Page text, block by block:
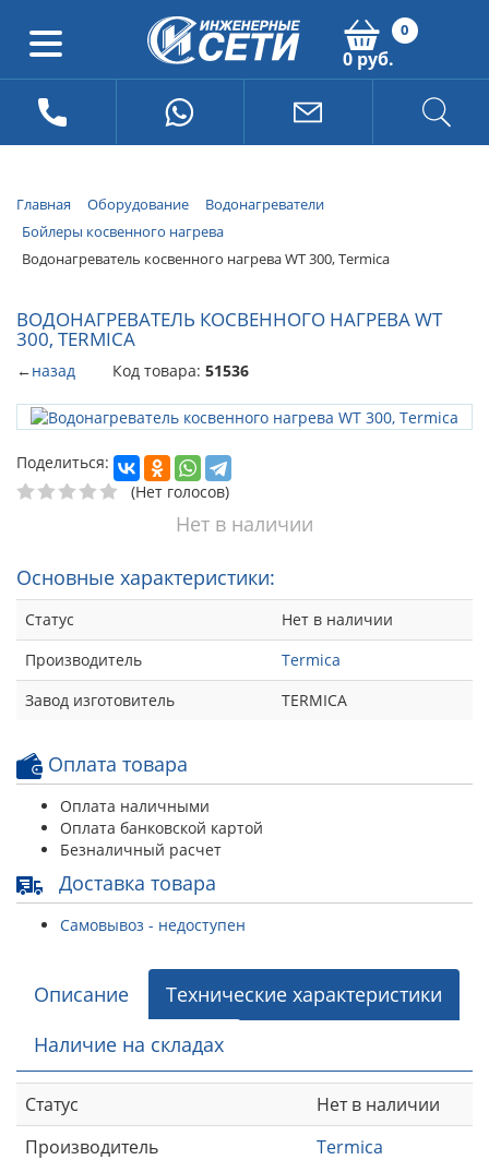
0
0 руб.
Главная Оборудование
Водонагреватели
Бойлеры косвенного нагрева
Водонагреватель косвенного нагрева WT 300, Termica
ВОДОНАГРЕВАТЕЛЬ КОСВЕННОГО НАГРЕВА WT
300, TERMICA
←назад Код товара: 51536
Поделиться:
(Нет голосов)
Нет в наличии
Основные характеристики:
Статус
Нет в наличии
Производитель
Termica
Завод изготовитель
TERMICA
Оплата товара
Оплата наличными
Оплата банковской картой
Безналичный расчет
Доставка товара
Самовывоз - недоступен
Описание
Технические характеристики
Наличие на складах
Статус
Нет в наличии
Производитель
Termica